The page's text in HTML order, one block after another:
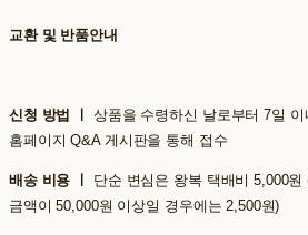
교환 및 반품안내
신청 방법 ㅣ 상품을 수령하신 날로부터 7일 이
홈페이지 Q&A 게시판을 통해 접수
배송 비용 ㅣ
단순 변심은 왕복 택배비 5,000
금액이 50,000원 이상일 경우에는 2,500원)